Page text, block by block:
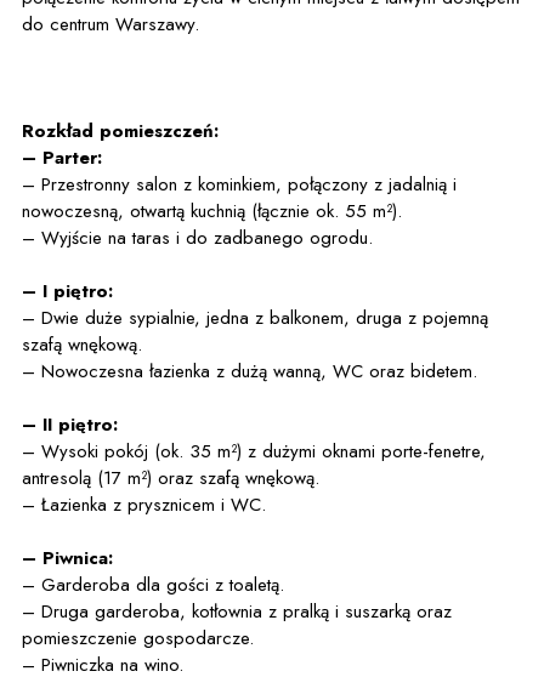
do centrum Warszawy.
Rozkład pomieszczeń:
– Parter:
– Przestronny salon z kominkiem, połączony z jadalnią i
nowoczesną, otwartą kuchnią (łącznie ok. 55 m²).
– Wyjście na taras i do zadbanego ogrodu.
– I piętro:
– Dwie duże sypialnie, jedna z balkonem, druga z pojemną
szafą wnękową.
– Nowoczesna łazienka z dużą wanną, WC oraz bidetem.
– II piętro:
– Wysoki pokój (ok. 35 m²) z dużymi oknami porte-fenetre,
antresolą (17 m²) oraz szafą wnękową.
– Łazienka z prysznicem i WC.
– Piwnica:
– Garderoba dla gości z toaletą.
– Druga garderoba, kotłownia z pralką i suszarką oraz
pomieszczenie gospodarcze.
– Piwniczka na wino.